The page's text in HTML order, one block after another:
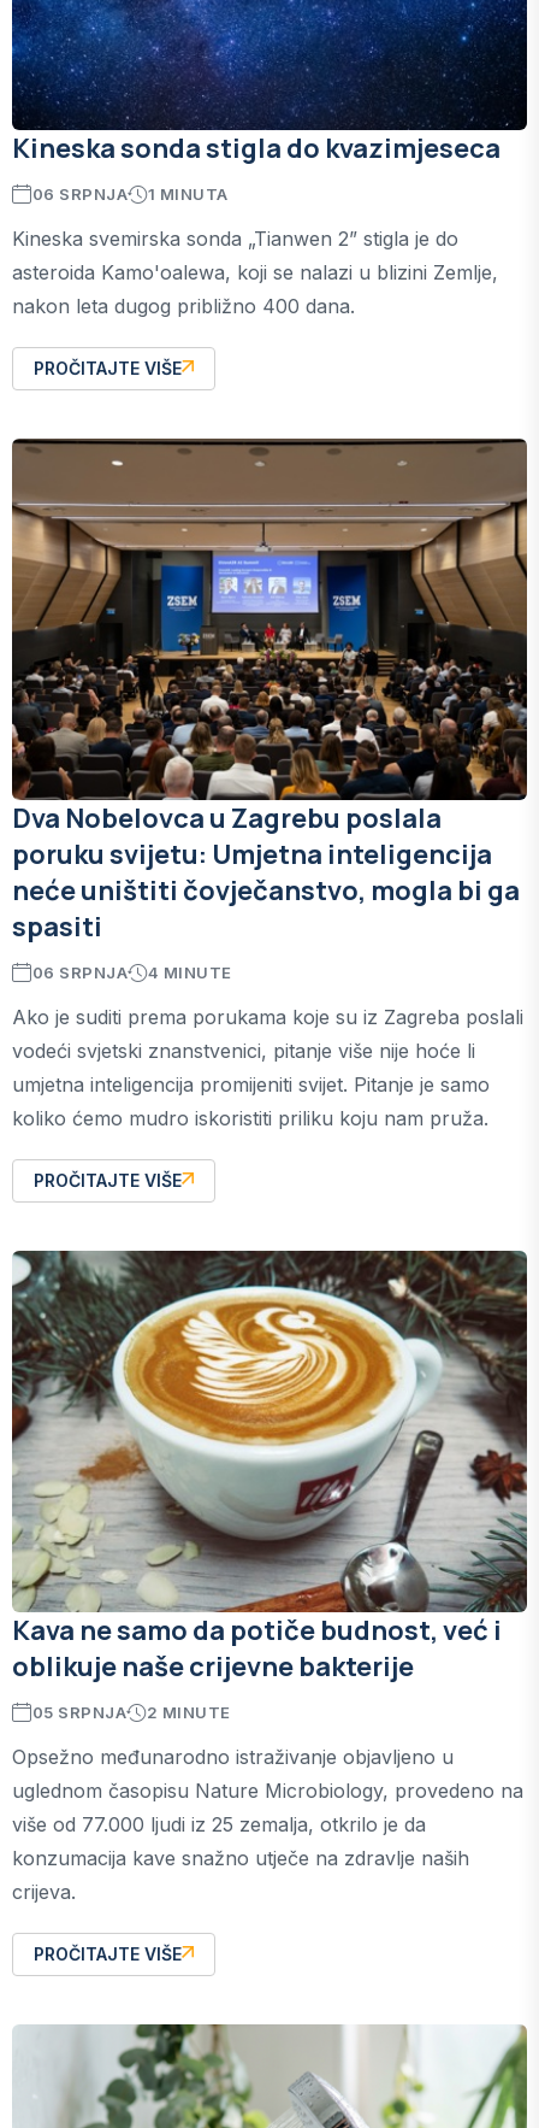
Kineska sonda stigla do kvazimjeseca
06 SRPNJA 1 MINUTA
Kineska svemirska sonda „Tianwen 2” stigla je do
asteroida Kamo'oalewa, koji se nalazi u blizini Zemlje,
nakon leta dugog približno 400 dana.
PROČITAJTE VIŠE
Dva Nobelovca u Zagrebu poslala
poruku svijetu: Umjetna inteligencija
neće uništiti čovječanstvo, mogla bi ga
spasiti
06 SRPNJA 4 MINUTE
Ako je suditi prema porukama koje su iz Zagreba poslali
vodeći svjetski znanstvenici, pitanje više nije hoće li
umjetna inteligencija promijeniti svijet. Pitanje je samo
koliko ćemo mudro iskoristiti priliku koju nam pruža.
PROČITAJTE VIŠE
Kava ne samo da potiče budnost, već i
oblikuje naše crijevne bakterije
05 SRPNJA 2 MINUTE
Opsežno međunarodno istraživanje objavljeno u
uglednom časopisu Nature Microbiology, provedeno na
više od 77.000 ljudi iz 25 zemalja, otkrilo je da
konzumacija kave snažno utječe na zdravlje naših
crijeva.
PROČITAJTE VIŠE